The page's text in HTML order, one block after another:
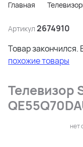
Главная
Артикул 2674910
Товар
похожие товары
Телевизор
нет